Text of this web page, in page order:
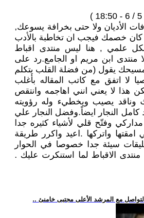
الأديان ولا حتى بخرافة يسوعك,
كان خصمك فيجب ان تخاطبة بالأدب
علمي , هنا ليس منتدى اقباط
منتدى ابن مريم او الجامع.رد على
مسيحك يقول (من فضلة القلب يتكلم
لا اتفق مع كاتب المقاله بأغلب
هذا لا يعني انني اهاجمه وانتقص
وناقد يصيب ويخطيء وله رؤويته
كامل النجار ايضاً.وفضل النجار علي
وفتّح قلي لأشياء كثيره جدا
واتركها .اعيد واكرر طريقة
سيئة جدا خصوصا في الحوار
منتدى الاقباط لما استنكرت عليك .
التواصل مع المرشد الأعلى مجتبى خامنئ